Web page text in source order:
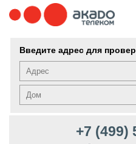
Введите адрес для
+7 (499)